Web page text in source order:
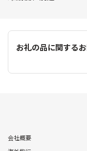
お礼の品に関する
会社概要